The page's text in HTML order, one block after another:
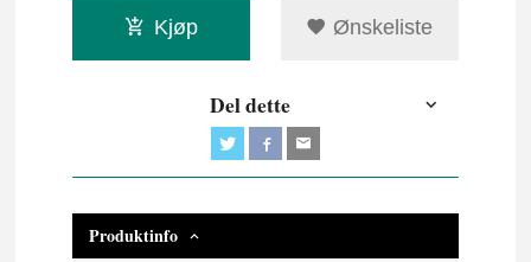
Kjøp Ønskeliste
Del dette
Produktinfo